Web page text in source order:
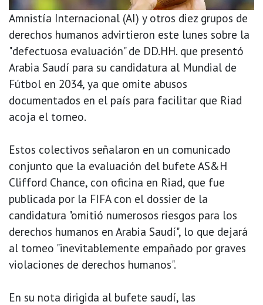
Amnistía Internacional (AI) y otros diez grupos de
derechos humanos advirtieron este lunes sobre la
"defectuosa evaluación" de DD.HH. que presentó
Arabia Saudí para su candidatura al Mundial de
Fútbol en 2034, ya que omite abusos
documentados en el país para facilitar que Riad
acoja el torneo.
Estos colectivos señalaron en un comunicado
conjunto que la evaluación del bufete AS&H
Clifford Chance, con oficina en Riad, que fue
publicada por la FIFA con el dossier de la
candidatura "omitió numerosos riesgos para los
derechos humanos en Arabia Saudí", lo que dejará
al torneo "inevitablemente empañado por graves
violaciones de derechos humanos".
En su nota dirigida al bufete saudí, las